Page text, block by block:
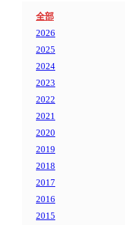
全部
2026
2025
2024
2023
2022
2021
2020
2019
2018
2017
2016
2015